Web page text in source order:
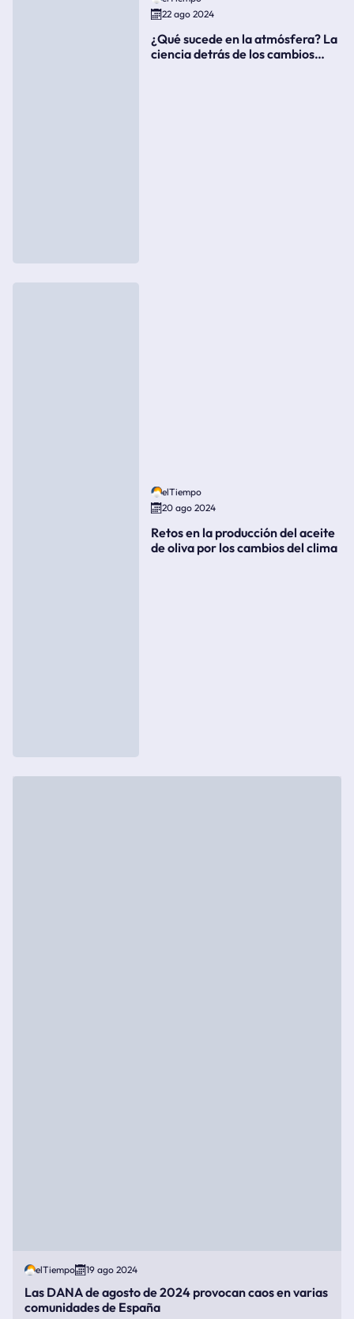
22 ago 2024
¿Qué sucede en la atmósfera? La
ciencia detrás de los cambios
elTiempo
20 ago 2024
Retos en la producción del aceite
de oliva por los cambios del clima
elTiempo 19 ago 2024
Las DANA de agosto de 2024 provocan caos en varias
comunidades de España